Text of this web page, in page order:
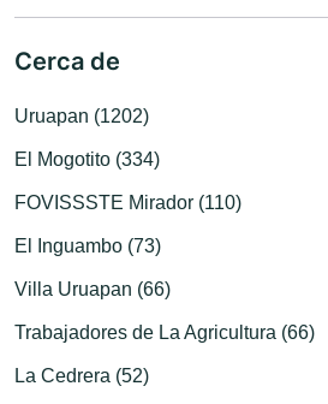
Cerca de
Uruapan (1202)
El Mogotito (334)
FOVISSSTE Mirador (110)
El Inguambo (73)
Villa Uruapan (66)
Trabajadores de La Agricultura (66)
La Cedrera (52)